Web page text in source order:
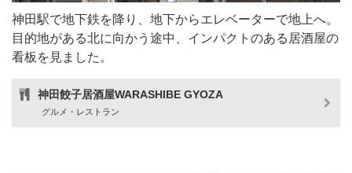
神田駅で地下鉄を降り、地下からエレベーターで地上へ。
目的地がある北に向かう途中、インパクトのある居酒屋の
看板を見ました。
神田餃子居酒屋WARASHIBE GYOZA
グルメ・レストラン